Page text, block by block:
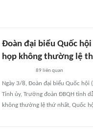
Đoàn đại biểu Quốc
họp không thường lệ
89 liên quan
Ngày 3/8, Đoàn đại biểu Quốc hội
Tỉnh ủy, Trưởng đoàn ĐBQH tỉnh
không thường lệ thứ nhất, Quốc